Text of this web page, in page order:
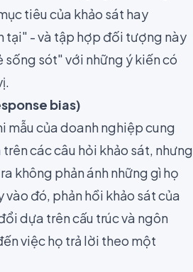
tiêu của khảo sát hay
tại" - và tập hợp đối tượng này
sót" với những ý kiến có
bias)
mẫu của doanh nghiệp cung
các câu hỏi khảo sát, nhưng
không phản ánh những gì họ
vào đó, phản hồi khảo sát của
dựa trêncấu trúc và ngôn
việc họ trả lời theo một